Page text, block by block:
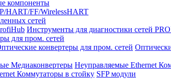
компоненты
HART/FF/WirelessHART
сетей
Инструменты для диагностики сетей
для пром. сетей
конвертеры для пром. сетей
Медиаконвертеры Неуправляемые Ethernet
Коммутаторы в стойку SFP модули